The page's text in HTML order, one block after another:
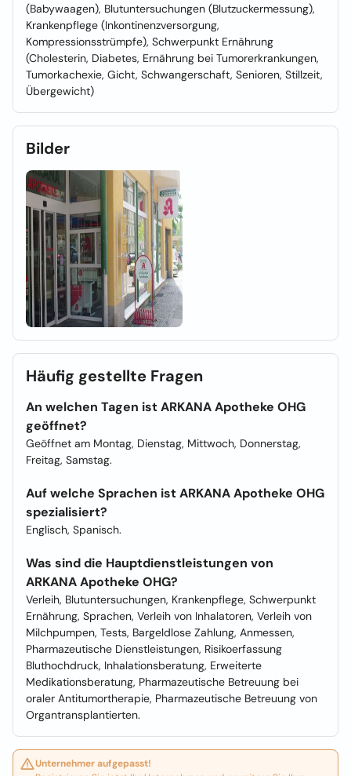
(Babywaagen), Blutuntersuchungen (Blutzuckermessung),
Krankenpflege (Inkontinenzversorgung,
Kompressionsstrümpfe), Schwerpunkt Ernährung
(Cholesterin, Diabetes, Ernährung bei Tumorerkrankungen,
Tumorkachexie, Gicht, Schwangerschaft, Senioren, Stillzeit,
Übergewicht)
Bilder
Häufig gestellte Fragen
An welchen Tagen ist ARKANA Apotheke OHG
geöffnet?
Geöffnet am Montag, Dienstag, Mittwoch, Donnerstag,
Freitag, Samstag.
Auf welche Sprachen ist ARKANA Apotheke OHG
spezialisiert?
Englisch, Spanisch.
Was sind die Hauptdienstleistungen von
ARKANA Apotheke OHG?
Verleih, Blutuntersuchungen, Krankenpflege, Schwerpunkt
Ernährung, Sprachen, Verleih von Inhalatoren, Verleih von
Milchpumpen, Tests, Bargeldlose Zahlung, Anmessen,
Pharmazeutische Dienstleistungen, Risikoerfassung
Bluthochdruck, Inhalationsberatung, Erweiterte
Medikationsberatung, Pharmazeutische Betreuung bei
oraler Antitumortherapie, Pharmazeutische Betreuung von
Organtransplantierten.
Unternehmer aufgepasst!